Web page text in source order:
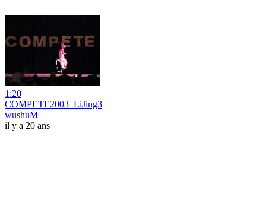
1:20
COMPETE2003_LiJing3
wushuM
il y a 20 ans